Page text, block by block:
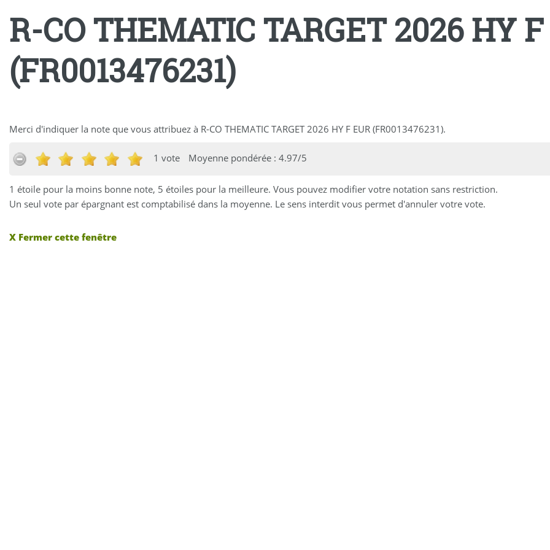
R-CO THEMATIC TARGET 2026 HY
(FR0013476231)
Merci d'indiquer la note que vous attribuez à R-CO THEMATIC TARGET 2026 HY F EUR (FR0013476231).
1 vote Moyenne pondérée : 4.97/5
1 étoile pour la moins bonne note, 5 étoiles pour la meilleure. Vous pouvez modifier votre notation sans restriction.
Un seul vote par épargnant est comptabilisé dans la moyenne. Le sens interdit vous permet d'annuler votre vote.
X Fermer cette fenêtre